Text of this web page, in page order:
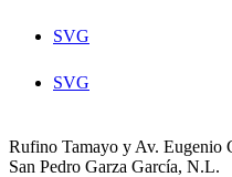
SVG
SVG
Rufino Tamayo y Av. Eugenio
San Pedro Garza García, N.L.